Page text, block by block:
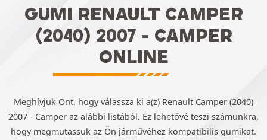
GUMI RENAULT CAMPER
(2040) 2007 - CAMPER
ONLINE
Meghívjuk Önt, hogy válassza ki a(z) Renault Camper (2040)
2007 - Camper az alábbi listából. Ez lehetővé teszi számunkra,
hogy megmutassuk az Ön járművéhez kompatibilis gumikat.